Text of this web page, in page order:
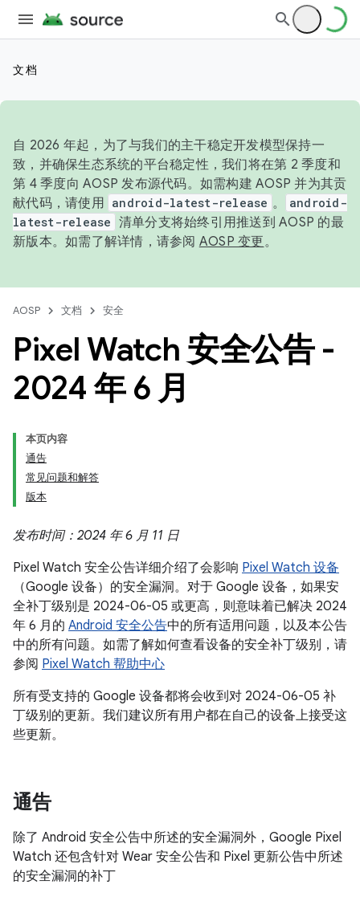
文档
自 2026 年起，为了与我们的主干稳定开发模型保持一
致，并确保生态系统的平台稳定性，我们将在第 2 季度和
第 4 季度向 AOSP 发布源代码。如需构建 AOSP 并为其贡
献代码，请使用 android-latest-release 。
android-
latest-release 清单分支将始终引用推送到 AOSP 的最
新版本。如需了解详情，请参阅 AOSP 变更。
AOSP 文档 安全
Pixel Watch 安全公告 -
2024 年 6 月
本页内容
通告
常见问题和解答
版本
发布时间：2024 年 6 月 11 日
Pixel Watch 安全公告详细介绍了会影响 Pixel Watch 设备
（Google 设备）的安全漏洞。对于 Google 设备，如果安
全补丁级别是 2024-06-05 或更高，则意味着已解决 2024
年 6 月的 Android 安全公告中的所有适用问题，以及本公告
中的所有问题。如需了解如何查看设备的安全补丁级别，请
参阅 Pixel Watch 帮助中心
所有受支持的 Google 设备都将会收到对 2024-06-05 补
丁级别的更新。我们建议所有用户都在自己的设备上接受这
些更新。
通告
除了 Android 安全公告中所述的安全漏洞外，Google Pixel
Watch 还包含针对 Wear 安全公告和 Pixel 更新公告中所述
的安全漏洞的补丁